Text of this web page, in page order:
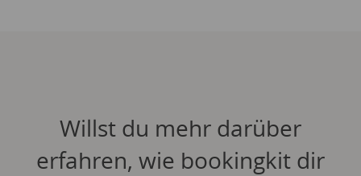
Willst du mehr darüber
erfahren, wie bookingkit dir